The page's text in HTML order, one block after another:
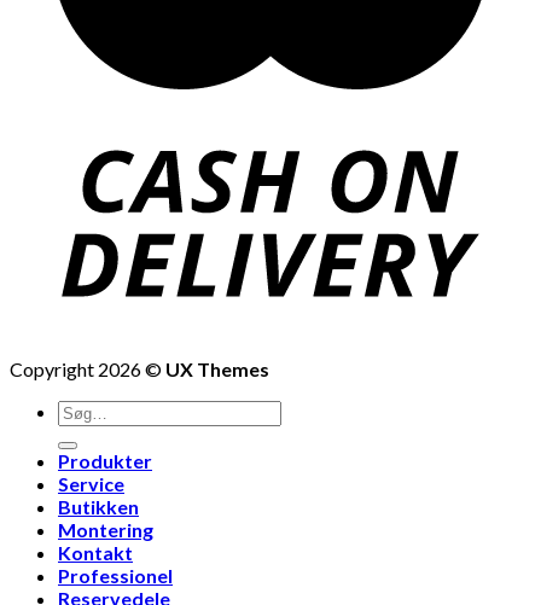
Copyright 2026 © UX Themes
Produkter
Service
Butikken
Montering
Kontakt
Professionel
Reservedele